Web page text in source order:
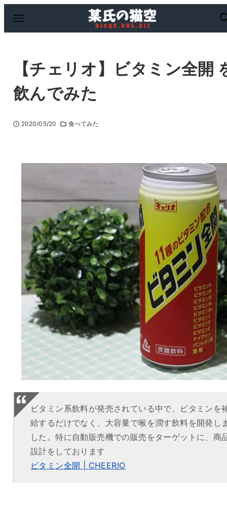
【チェリオ】ビタミン全開
飲んでみた
2020/05/20 食べてみた
ビタミン系飲料が発売されている中で、ビタミンを
給するだけでなく、大容量で喉を潤す飲料を開発し
した。特に自動販売機での販売をターゲットに、商
設計をしております
ビタミン全開 | CHEERIO